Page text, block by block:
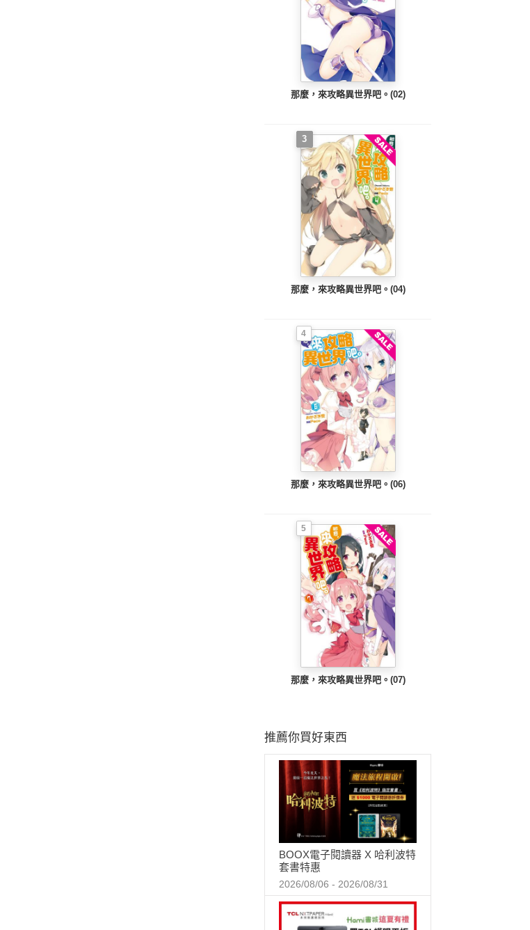
那麼，來攻略異世界吧。(02)
3
那麼，來攻略異世界吧。(04)
4
那麼，來攻略異世界吧。(06)
5
那麼，來攻略異世界吧。(07)
推薦你買好東西
BOOX電子閱讀器 X 哈利波特
套書特惠
2026/08/06 - 2026/08/31